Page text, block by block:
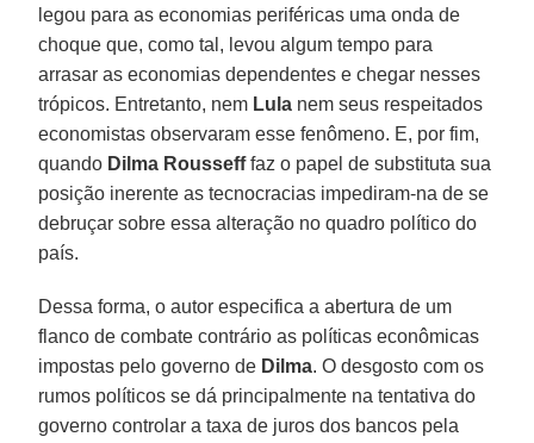
legou para as economias periféricas uma onda de
choque que, como tal, levou algum tempo para
arrasar as economias dependentes e chegar nesses
trópicos. Entretanto, nem Lula nem seus respeitados
economistas observaram esse fenômeno. E, por fim,
quando Dilma Roussefffaz o papel de substituta sua
posição inerente as tecnocracias impediram-na de se
debruçar sobre essa alteração no quadro político do
país.
Dessa forma, o autor especifica a abertura de um
flanco de combate contrário as políticas econômicas
impostas pelo governo de Dilma. O desgosto com os
rumos políticos se dá principalmente na tentativa do
governo controlar a taxa de juros dos bancos pela